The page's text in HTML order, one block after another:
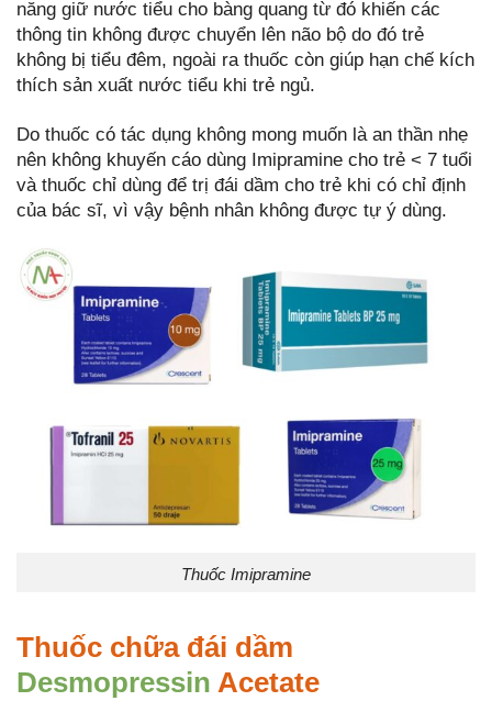
năng giữ nước tiểu cho bàng quang từ đó khiến các
thông tin không được chuyển lên não bộ do đó trẻ
không bị tiểu đêm, ngoài ra thuốc còn giúp hạn chế kích
thích sản xuất nước tiểu khi trẻ ngủ.
Do thuốc có tác dụng không mong muốn là an thần nhẹ
nên không khuyến cáo dùng Imipramine cho trẻ < 7 tuổi
và thuốc chỉ dùng để trị đái dầm cho trẻ khi có chỉ định
của bác sĩ, vì vậy bệnh nhân không được tự ý dùng.
Thuốc Imipramine
Thuốc chữa đái dầm
Desmopressin Acetate